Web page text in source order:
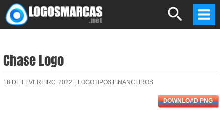
Skip
to
Search
Chase Logo
18 DE FEVEREIRO, 2022 LOGOTIPOS FINANCEIROS
DOWNLOAD PNG